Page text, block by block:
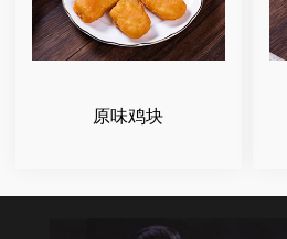
原味鸡块